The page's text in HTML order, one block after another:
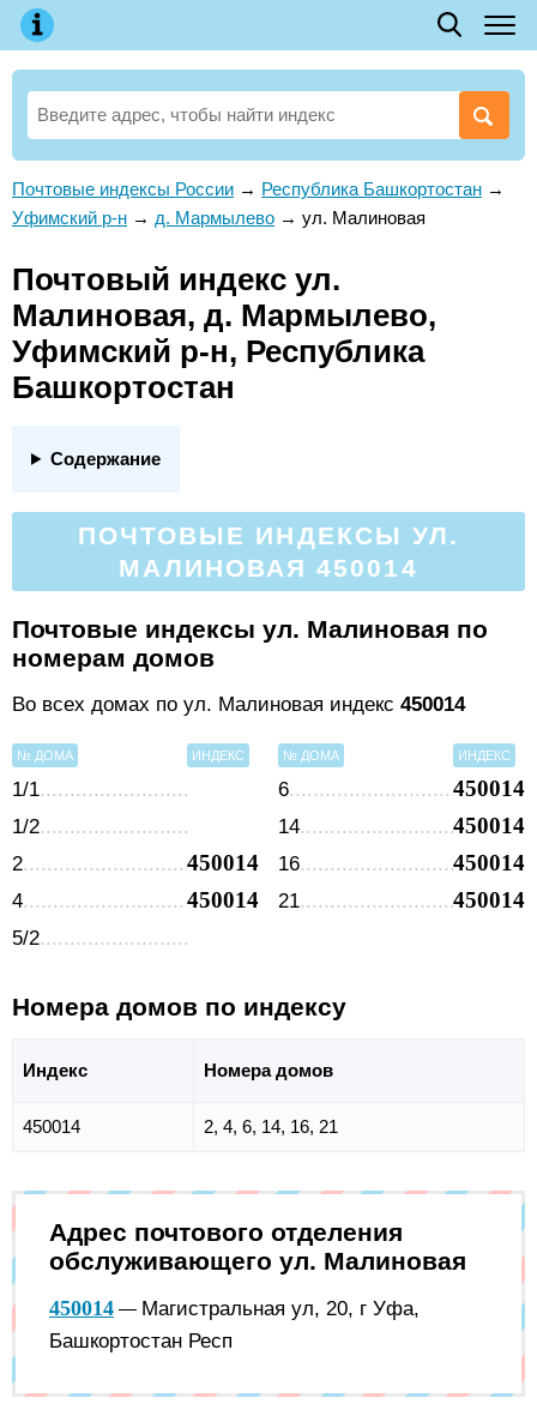
Почтовые индексы России → Республика Башкортостан →
Уфимский р-н → д. Мармылево → ул. Малиновая
Почтовый индекс ул.
Малиновая, д. Мармылево,
Уфимский р-н, Республика
Башкортостан
Содержание
ПОЧТОВЫЕ ИНДЕКСЫ УЛ.
МАЛИНОВАЯ 450014
Почтовые индексы ул. Малиновая по
номерам домов
Во всех домах по ул. Малиновая индекс 450014
№ ДОМА ИНДЕКС
1/1
1/2
2
450014
4 450014
5/2
№ ДОМА ИНДЕКС
6 450014
14 450014
16 450014
21 450014
Номера домов по индексу
Индекс Номера домов
450014 2, 4, 6, 14, 16, 21
Адрес почтового отделения
обслуживающего ул. Малиновая
450014 — Магистральная ул, 20, г Уфа,
Башкортостан Респ